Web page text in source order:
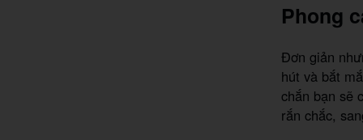
Phong
Đơn giản
hút và bắt
chắn bạn sẽ
rắn chắc,